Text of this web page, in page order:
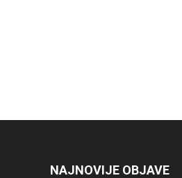
NAJNOVIJE OBJAVE